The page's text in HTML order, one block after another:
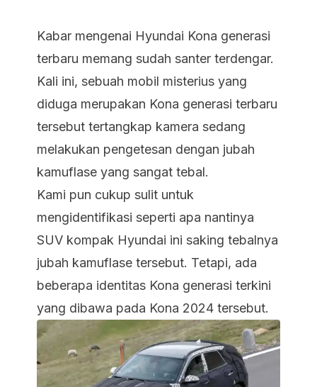
Kabar mengenai Hyundai Kona generasi
terbaru memang sudah santer terdengar.
Kali ini, sebuah mobil misterius yang
diduga merupakan Kona generasi terbaru
tersebut tertangkap kamera sedang
melakukan pengetesan dengan jubah
kamuflase yang sangat tebal.
Kami pun cukup sulit untuk
mengidentifikasi seperti apa nantinya
SUV kompak Hyundai ini saking tebalnya
jubah kamuflase tersebut. Tetapi, ada
beberapa identitas Kona generasi terkini
yang dibawa pada Kona 2024 tersebut.